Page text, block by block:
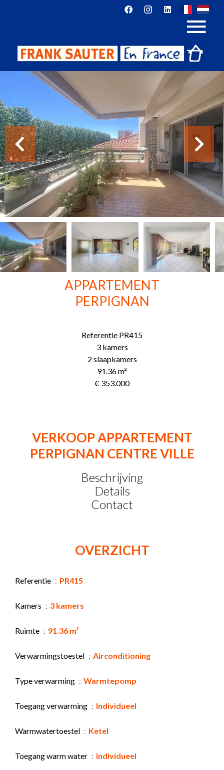
APPARTEMENT
PERPIGNAN
Referentie PR415
3 kamers
2 slaapkamers
91.36m²
€ 353.000
VERKOOP APPARTEMENT
PERPIGNAN CENTRE VILLE
Beschrijving
Details
Contact
OVERZICHT
Referentie PR415
Kamers 3 kamers
Ruimte 91.36 m²
Verwarmingstoestel Airconditioning
Type verwarming Warmtepomp
Toegang verwarming Individueel
Warmwatertoestel Ketel
Toegang warm water Individueel